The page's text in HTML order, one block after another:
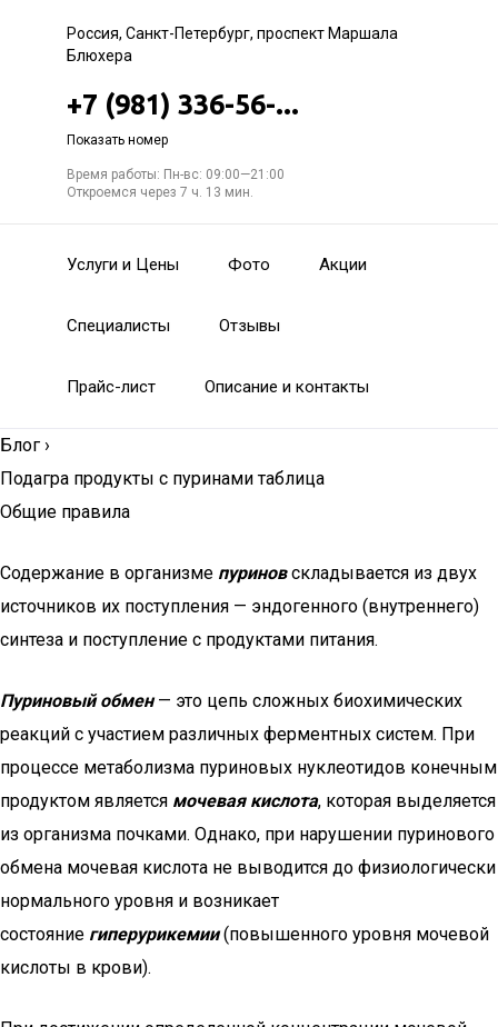
Россия, Санкт-Петербург, проспект Маршала
Блюхера
+7 (981) 336-56-...
Показать номер
Время работы: Пн-вс: 09:00—21:00
Откроемся через 7 ч. 13 мин.
Услуги и Цены Фото Акции
Специалисты Отзывы
Прайс-лист Описание и контакты
Блог ›
Подагра продукты с пуринами таблица
Общие правила
Содержание в организме пуриновскладывается из двух
источников их поступления — эндогенного (внутреннего)
синтеза и поступление с продуктами питания.
Пуриновый обмен— это цепь сложных биохимических
реакций с участием различных ферментных систем. При
процессе метаболизма пуриновых нуклеотидов конечным
продуктом является мочевая кислота, которая выделяется
из организма почками. Однако, при нарушении пуринового
обмена мочевая кислота не выводится до физиологически
нормального уровня и возникает
состояние гиперурикемии(повышенного уровня мочевой
кислоты в крови).